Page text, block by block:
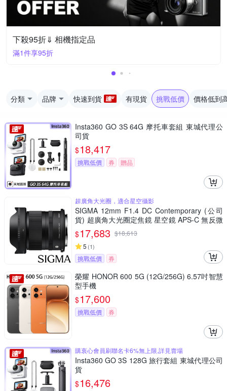
下殺95折⇓ 相機指定品
滿1件享95折
分類 品牌 快速到貨 有現貨 挑戰低價 價格低到
Insta360 GO 3S 64G 摩托車套組 東城代理公
司貨
$18,417
挑戰低價 券 贈品
超廣角大光圈，適合星空攝影
SIGMA 12mm F1.4 DC Contemporary (公司
貨) 超廣角大光圈定焦鏡 星空鏡 APS-C 無反微
單眼專用鏡頭
$17,683 $18,613
5 (1)
挑戰低價 券
榮耀 HONOR 600 5G (12G/256G) 6.57吋智慧
型手機
$17,600
挑戰低價 券
購衷心會員刷聯名卡6%無上限,詳見賣場
Insta360 GO 3S 128G 旅行套組 東城代理公司
貨
$16,476